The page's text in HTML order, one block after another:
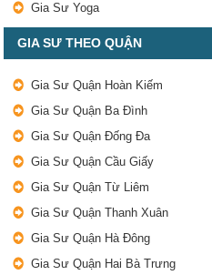
Gia Sư Yoga
GIA SƯ THEO QUẬN
Gia Sư Quận Hoàn Kiếm
Gia Sư Quận Ba Đình
Gia Sư Quận Đống Đa
Gia Sư Quận Cầu Giấy
Gia Sư Quận Từ Liêm
Gia Sư Quận Thanh Xuân
Gia Sư Quận Hà Đông
Gia Sư Quận Hai Bà Trưng